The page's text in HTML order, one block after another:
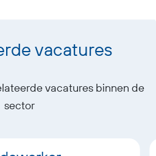
vacatures
vacatures binnen de
sector